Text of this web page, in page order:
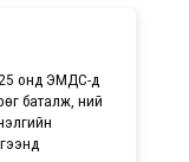
онд ЭМДС-д
баталж, үүний